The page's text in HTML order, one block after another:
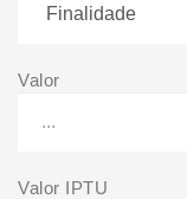
Valor
Valor IPTU